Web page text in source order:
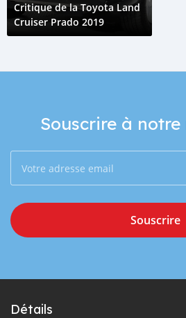
Critique de la Toyota Land
Cruiser Prado 2019
Souscrire à
Souscrire
Détails